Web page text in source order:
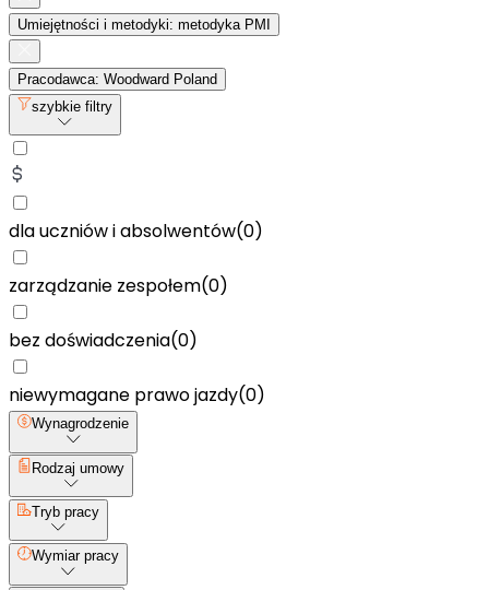
Umiejętności i metodyki: metodyka PMI
Pracodawca: Woodward Poland
szybkie filtry
dla uczniów i absolwentów(0)
zarządzanie zespołem(0)
bez doświadczenia(0)
niewymagane prawo jazdy(0)
Wynagrodzenie
Rodzaj umowy
Tryb pracy
Wymiar pracy